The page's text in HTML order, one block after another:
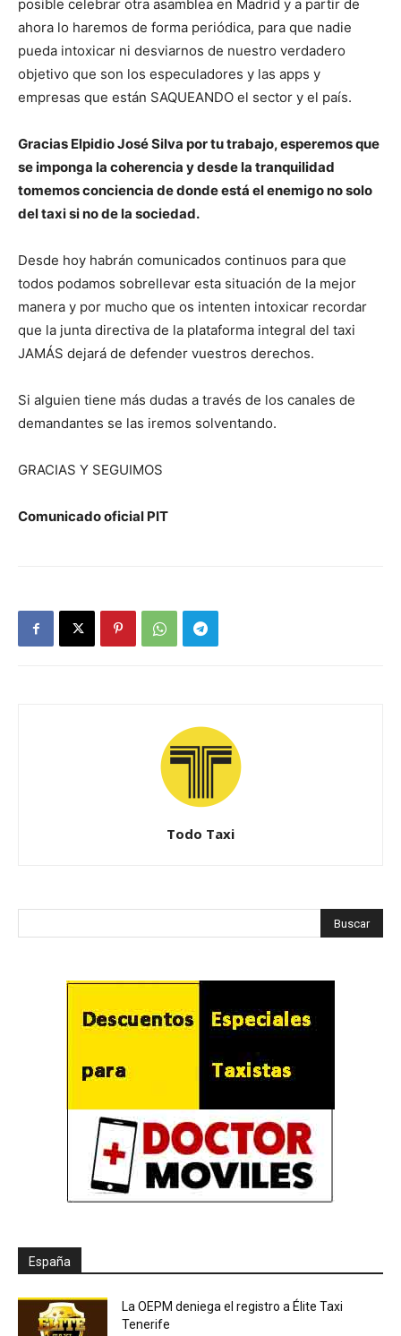
posible celebrar otra asamblea en Madrid y a partir de
ahora lo haremos de forma periódica, para que nadie
pueda intoxicar ni desviarnos de nuestro verdadero
objetivo que son los especuladores y las apps y
empresas que están SAQUEANDO el sector y el país.
Gracias Elpidio José Silva por tu trabajo, esperemos que
se imponga la coherencia y desde la tranquilidad
tomemos conciencia de donde está el enemigo no solo
del taxi si no de la sociedad.
Desde hoy habrán comunicados continuos para que
todos podamos sobrellevar esta situación de la mejor
manera y por mucho que os intenten intoxicar recordar
que la junta directiva de la plataforma integral del taxi
JAMÁS dejará de defender vuestros derechos.
Si alguien tiene más dudas a través de los canales de
demandantes se las iremos solventando.
GRACIAS Y SEGUIMOS
Comunicado oficial PIT
Todo Taxi
España
La OEPM deniega el registro a Élite Taxi
Tenerife